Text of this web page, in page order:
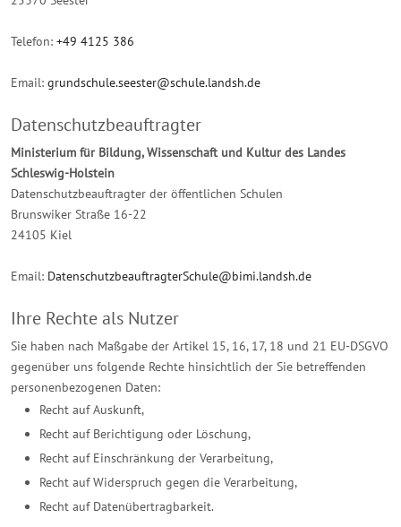
Telefon: +49 4125 386
Email: grundschule.seester@schule.landsh.de
Datenschutzbeauftragter
Ministerium für Bildung, Wissenschaft und Kultur des Landes
Schleswig-Holstein
Datenschutzbeauftragter der öffentlichen Schulen
Brunswiker Straße 16-22
24105 Kiel
Email: DatenschutzbeauftragterSchule@bimi.landsh.de
Ihre Rechte als Nutzer
Sie haben nach Maßgabe der Artikel 15, 16, 17, 18 und 21 EU-DSGVO
gegenüber uns folgende Rechte hinsichtlich der Sie betreffenden
personenbezogenen Daten:
Recht auf Auskunft,
Recht auf Berichtigung oder Löschung,
Recht auf Einschränkung der Verarbeitung,
Recht auf Widerspruch gegen die Verarbeitung,
Recht auf Datenübertragbarkeit.